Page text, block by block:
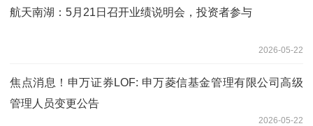
航天南湖：5月21日召开业绩说明会，投资者参与
2026-05-22
焦点消息！申万证券LOF: 申万菱信基金管理有限公司高级
管理人员变更公告
2026-05-22